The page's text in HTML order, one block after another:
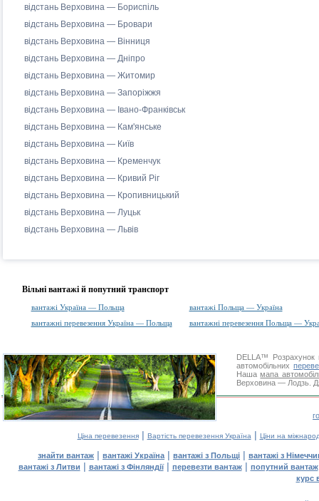
відстань Верховина — Бориспіль
відстань Верховина — Бровари
відстань Верховина — Вінниця
відстань Верховина — Дніпро
відстань Верховина — Житомир
відстань Верховина — Запоріжжя
відстань Верховина — Івано-Франківськ
відстань Верховина — Кам'янське
відстань Верховина — Київ
відстань Верховина — Кременчук
відстань Верховина — Кривий Ріг
відстань Верховина — Кропивницький
відстань Верховина — Луцьк
відстань Верховина — Львів
Вільні вантажі й попутний транспорт
вантажі Україна — Польща
вантажі Польща — Україна
вантажні перевезення Україна — Польща
вантажні перевезення Польща —
DELLA™
Розрахунок
автомобільних
Нашамапа
Верховина — Лодзь.
Ціна перевезення| Вартість перевезення Україна | Ціни на
знайти вантаж | вантажі Україна | вантажі з Польщі | вантажі з
вантажі з Литви | вантажі з Фінляндії| перевезти вантаж| попутний вантаж
курс